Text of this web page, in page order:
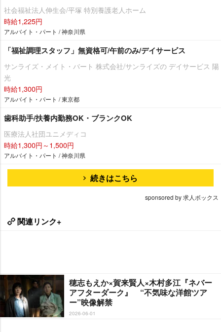
社会福祉法人伸生会/平塚 特別養護老人ホーム
時給1,225円
アルバイト・パート / 神奈川県
「福祉調理スタッフ」無資格可/午前のみ/デイサービス
サンライズ・メイト・バート 株式会社/サンライズの デイサービス 陽
光
時給1,300円
アルバイト・パート / 東京都
歯科助手/扶養内勤務OK・ブランクOK
医療法人社団ユニメディコ
時給1,300円～1,500円
アルバイト・パート / 神奈川県
続きはこちら
sponsored by 求人ボックス
関連リンク+
穂志もえか×賀来賢人×木村多江『ネバー
アフターダーク』 “不気味な洋館ツア
ー”映像解禁
2026-06-01